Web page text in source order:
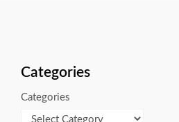
Categories
Categories